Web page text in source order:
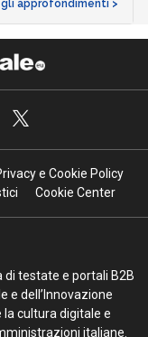
approfondimenti >
e Cookie Policy
Cookie Center
di testate e portali B2B
e dell’Innovazione
cultura digitale e
italiane.